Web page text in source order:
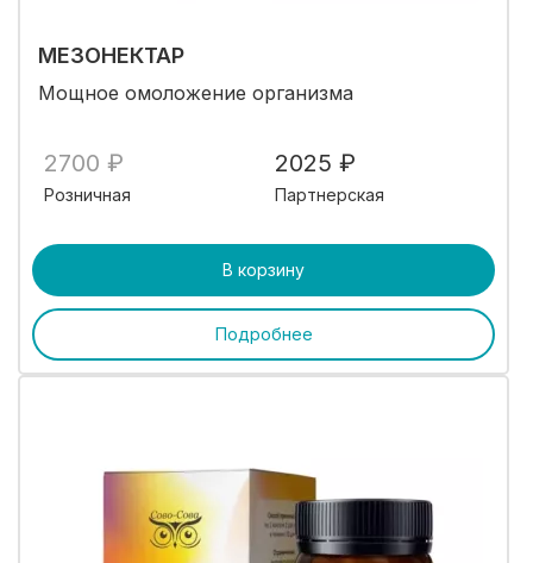
МЕЗОНЕКТАР
Мощное омоложение организма
2700 ₽
Розничная
2025 ₽
Партнерская
В корзину
Подробнее